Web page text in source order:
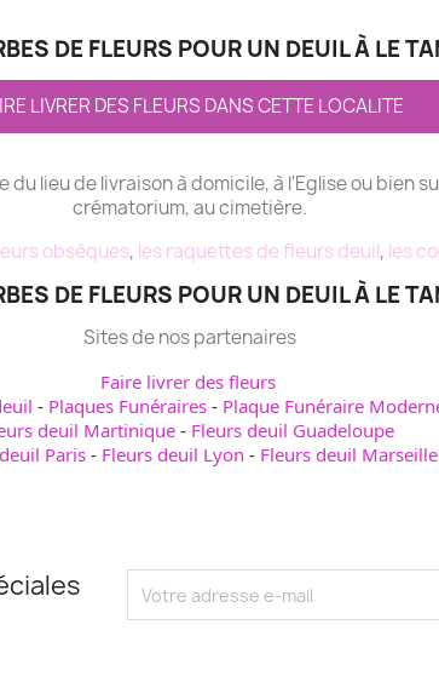
DE FLEURS POUR UN DEUIL À LE
LIVRER DES FLEURS DANS CETTE LOCALITE
lieu de livraison à domicile, à l'Eglise ou bien
crématorium, au cimetière.
obsèques, les raquettes de fleurs deuil, les
DE FLEURS POUR UN DEUIL À LE
Sites de nos partenaires
Faire livrer des fleurs
- Plaques Funéraires- Plaque Funéraire
deuil Martinique- Fleurs deuil Guadeloupe
Paris- Fleurs deuil Lyon - Fleurs deuil Marseille